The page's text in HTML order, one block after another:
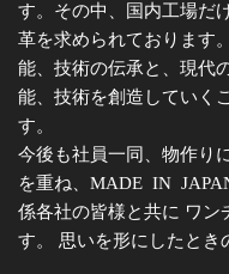
す。その中、国内工場だ
革を求められております
能、技術の伝承と、現代
能、技術を創造していく
す。
今後も社員一同、物作り
を重ね、MADE IN
係各社の皆様と共に ワン
す。 思いを形にしたとき